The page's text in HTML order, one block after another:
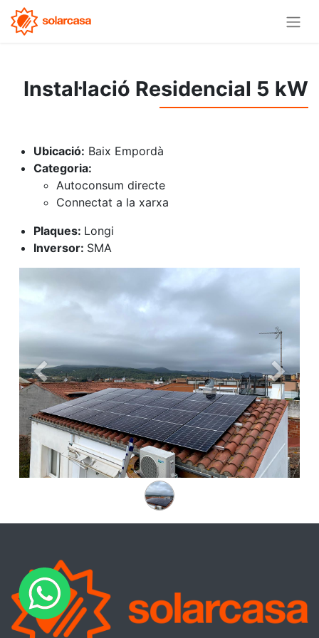
Instal·lació Residencial 5 kW
Ubicació: Baix Empordà
Categoria:
Autoconsum directe
Connectat a la xarxa
Plaques: Longi
Inversor: SMA
Anterior